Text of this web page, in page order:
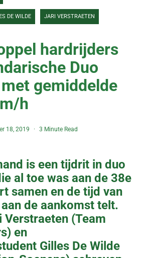
DE WILDE JARI VERSTRAETEN
hardrijders
Duo
gemiddelde
h
18, 2019 3 Minute Read
is een tijdrit in duo
al toe was aan de 38e
samen en de tijd van
de aankomst telt.
Verstraeten (Team
en
Gilles De Wilde